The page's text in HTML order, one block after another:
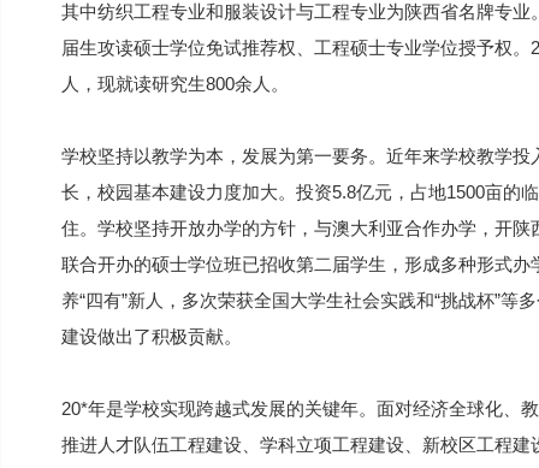
其中纺织工程专业和服装设计与工程专业为陕西省名牌专
届生攻读硕士学位免试推荐权、工程硕士专业学位授予权
人，现就读研究生800余人。
学校坚持以教学为本，发展为第一要务。近年来学校教学
长，校园基本建设力度加大。投资5.8亿元，占地1500亩的
住。学校坚持开放办学的方针，与澳大利亚合作办学，开
联合开办的硕士学位班已招收第二届学生，形成多种形式
养“四有”新人，多次荣获全国大学生社会实践和“挑战杯”
建设做出了积极贡献。
20*年是学校实现跨越式发展的关键年。面对经济全球化、
推进人才队伍工程建设、学科立项工程建设、新校区工程